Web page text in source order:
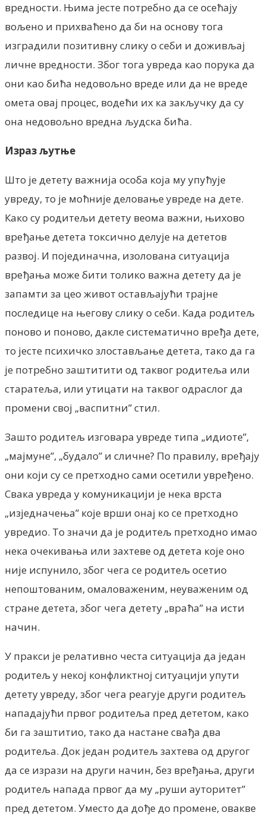
вредности. Њима јесте потребно да се осећају
вољено и прихваћено да би на основу тога
изградили позитивну слику о себи и доживљај
личне вредности. Због тога увреда као порука да
они као бића недовољно вреде или да не вреде
омета овај процес, водећи их ка закључку да су
она недовољно вредна људска бића.
Израз љутње
Што је детету важнија особа која му упућује
увреду, то је моћније деловање увреде на дете.
Како су родитељи детету веома важни, њихово
вређање детета токсично делује на дететов
развој. И појединачна, изолована ситуација
вређања може бити толико важна детету да је
запамти за цео живот остављајући трајне
последице на његову слику о себи. Када родитељ
поново и поново, дакле систематично вређа дете,
то јесте психичко злостављање детета, тако да га
је потребно заштитити од таквог родитеља или
старатеља, или утицати на таквог одраслог да
промени свој „васпитни” стил.
Зашто родитељ изговара увреде типа „идиоте”,
„мајмуне”, „будало” и сличне? По правилу, вређају
они који су се претходно сами осетили увређено.
Свака увреда у комуникацији је нека врста
„изједначења” које врши онај ко се претходно
увредио. То значи да је родитељ претходно имао
нека очекивања или захтеве од детета које оно
није испунило, због чега се родитељ осетио
непоштованим, омаловаженим, неуваженим од
стране детета, због чега детету „враћа” на исти
начин.
У пракси је релативно честа ситуација да један
родитељ у некој конфликтној ситуацији упути
детету увреду, због чега реагује други родитељ
нападајући првог родитеља пред дететом, како
би га заштитио, тако да настане свађа два
родитеља. Док један родитељ захтева од другог
да се изрази на други начин, без вређања, други
родитељ напада првог да му „руши ауторитет”
пред дететом. Уместо да дође до промене, овакве